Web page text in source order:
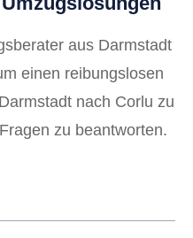
aus Darmstadt
einen reibungslosen
nach Corlu zu
zu beantworten.